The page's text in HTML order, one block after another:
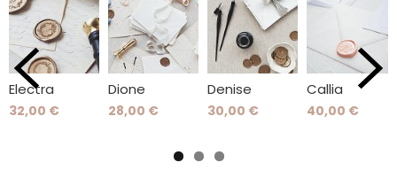
Electra
32,00 €
Dione
28,00 €
Denise
30,00 €
Callia
40,00 €